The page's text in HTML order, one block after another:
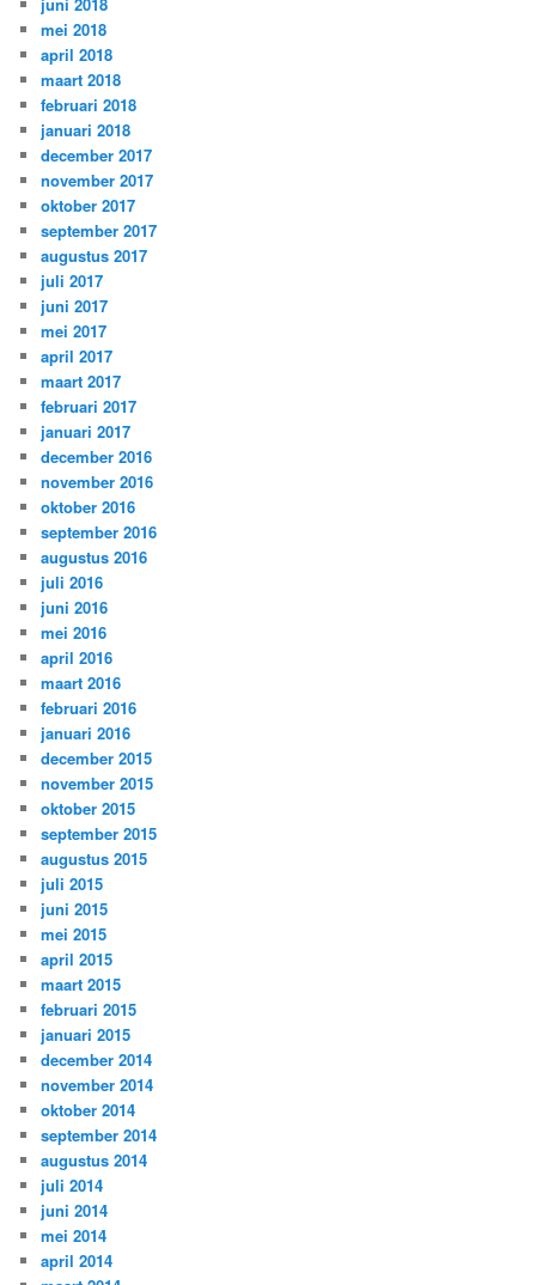
mei 2018
april 2018
maart 2018
februari 2018
januari 2018
december 2017
november 2017
oktober 2017
september 2017
augustus 2017
juli 2017
juni 2017
mei 2017
april 2017
maart 2017
februari 2017
januari 2017
december 2016
november 2016
oktober 2016
september 2016
augustus 2016
juli 2016
juni 2016
mei 2016
april 2016
maart 2016
februari 2016
januari 2016
december 2015
november 2015
oktober 2015
september 2015
augustus 2015
juli 2015
juni 2015
mei 2015
april 2015
maart 2015
februari 2015
januari 2015
december 2014
november 2014
oktober 2014
september 2014
augustus 2014
juli 2014
juni 2014
mei 2014
april 2014